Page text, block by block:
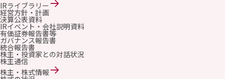
IRライブラリー
経営方針・計画
決算公表資料
IRイベント・会社説明資料
有価証券報告書等
ガバナンス報告書
統合報告書
株主・投資家との対話状況
株主通信
株主・株式情報